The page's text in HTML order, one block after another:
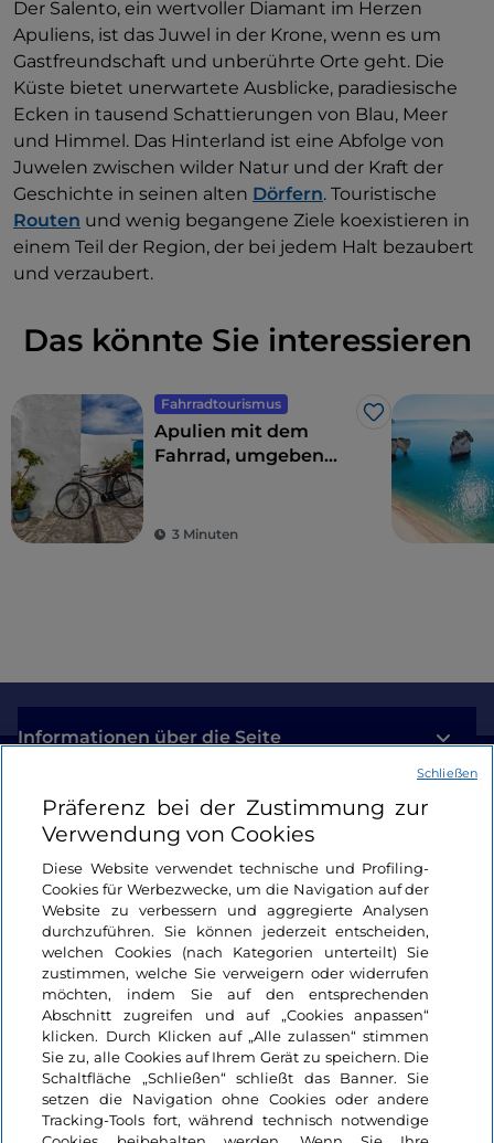
Der Salento, ein wertvoller Diamant im Herzen
Apuliens, ist das Juwel in der Krone, wenn es um
Gastfreundschaft und unberührte Orte geht. Die
Küste bietet unerwartete Ausblicke, paradiesische
Ecken in tausend Schattierungen von Blau, Meer
und Himmel. Das Hinterland ist eine Abfolge von
Juwelen zwischen wilder Natur und der Kraft der
Geschichte in seinen alten Dörfern. Touristische
Routen und wenig begangene Ziele koexistieren in
einem Teil der Region, der bei jedem Halt bezaubert
und verzaubert.
Das könnte Sie interessieren
Fahrradtourismus
Like
Apulien mit dem
Fahrrad, umgeben
schmucken Dörfern
3 Minuten
Informationen über die Seite
Nützliche Links
Login
Bleiben wir in Kontakt
Präferenz bei der Zustimmung zur
Verwendung von Cookies
Diese Website verwendet technische und Profiling-
Cookies für Werbezwecke, um die Navigation auf der
Website zu verbessern und aggregierte Analysen
durchzuführen. Sie können jederzeit entscheiden,
welchen Cookies (nach Kategorien unterteilt) Sie
zustimmen, welche Sie verweigern oder widerrufen
möchten, indem Sie auf den entsprechenden
Abschnitt zugreifen und auf „Cookies anpassen“
klicken. Durch Klicken auf „Alle zulassen“ stimmen
Sie zu, alle Cookies auf Ihrem Gerät zu speichern. Die
Schaltfläche „Schließen“ schließt das Banner. Sie
setzen die Navigation ohne Cookies oder andere
Tracking-Tools fort, während technisch notwendige
Schließen